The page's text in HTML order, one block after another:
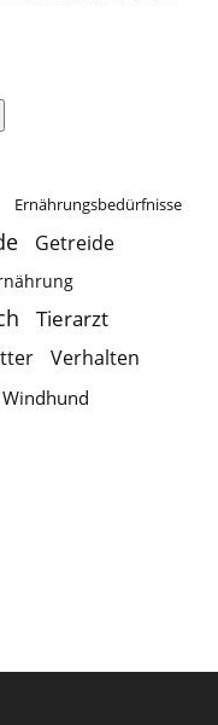
Ernährungsbedürfnisse
Getreide
Tierarzt
Verhalten
Windhund